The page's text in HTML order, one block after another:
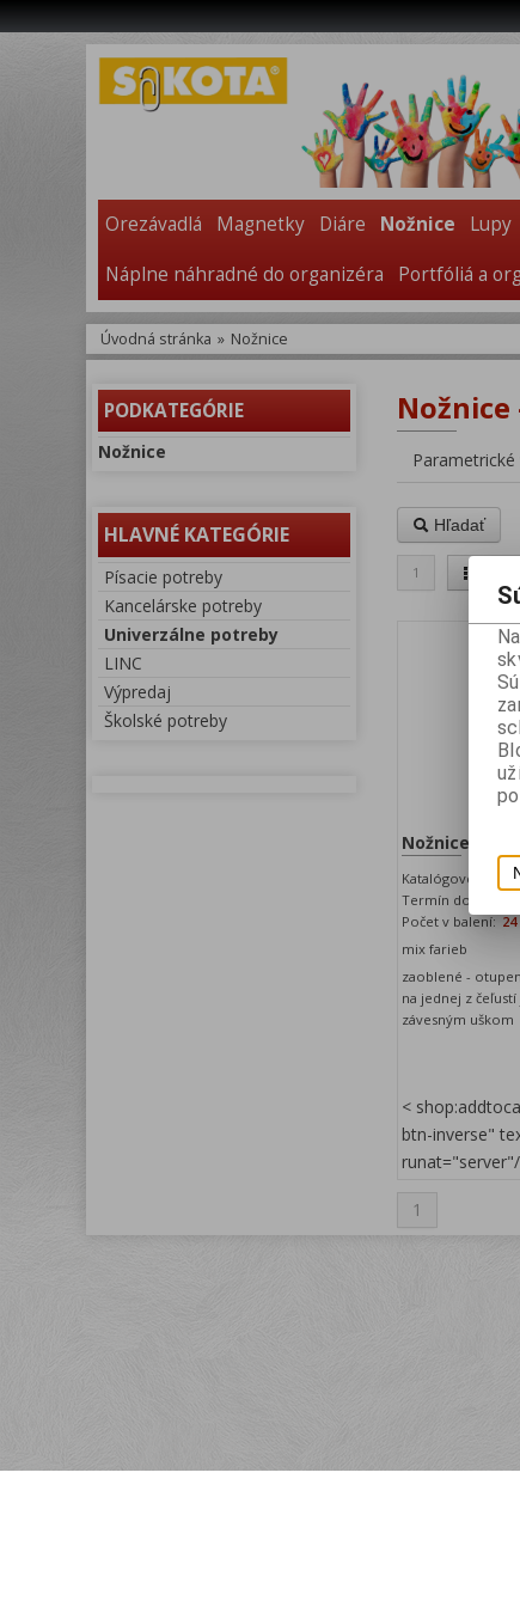
Orezávadlá Magnetky Diáre Nožnice Lupy
Náplne náhradné do organizéra
Portfóliá a
Úvodná stránka » Nožnice
PODKATEGÓRIE
Nožnice
HLAVNÉ KATEGÓRIE
Písacie potreby
Kancelárske potreby
Univerzálne potreby
LINC
Výpredaj
Školské potreby
Hľadať
1
Nožnice s
Katalógové číslo:
Termín dodania
Počet v balení:
mix farieb
zaoblené -
na jednej z
závesným uškom
<
btn-inverse"
1